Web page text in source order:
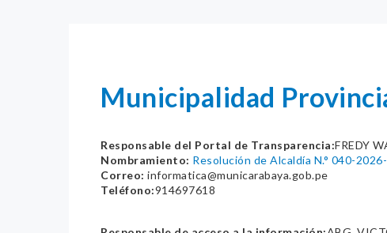
Municipalidad
Responsable del Portal de Transparencia:FREDY
Nombramiento: Resolución de Alcaldía N.° 040-
Correo: informatica@municarabaya.gob.pe
Teléfono:914697618